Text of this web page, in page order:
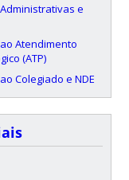
e
Atendimento
(ATP)
Colegiado e NDE